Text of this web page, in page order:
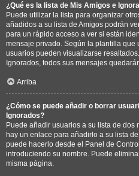
¿Qué es la lista de Mis Amigos e
Puede utilizar la lista para organizar
añadidos a su lista de Amigos podrán
para un rápido acceso a ver si están
mensaje privado. Según la plantilla que
usuarios pueden visualizarse
Ignorados, todos sus mensajes
Arriba
¿Cómo se puede añadir o borrar
Ignorados?
Puede añadir usuarios a su lista de dos
hay un enlace para añadirlo a su lista
puede hacerlo desde el Panel de
introduciendo su nombre. Puede
misma página.